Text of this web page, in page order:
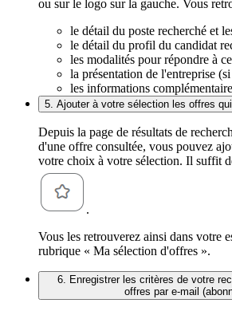
ou sur le logo sur la gauche. Vous
le détail du poste recherché et
le détail du profil du candidat
les modalités pour répondre à
la présentation de l'entreprise
les informations
5. Ajouter à votre sélection les offres
Depuis la page de résultats de
d'une offre consultée, vous pouvez
votre choix à votre sélection. Il suffit
.
Vous les retrouverez ainsi dans votre
rubrique « Ma sélection d'offres ».
6. Enregistrer les critères de votre
offres par e-mail